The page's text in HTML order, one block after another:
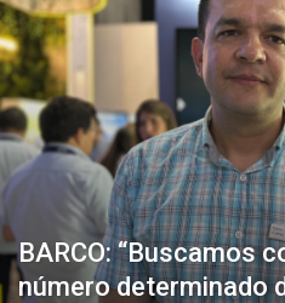
BARCO: “Buscamos
número determinado